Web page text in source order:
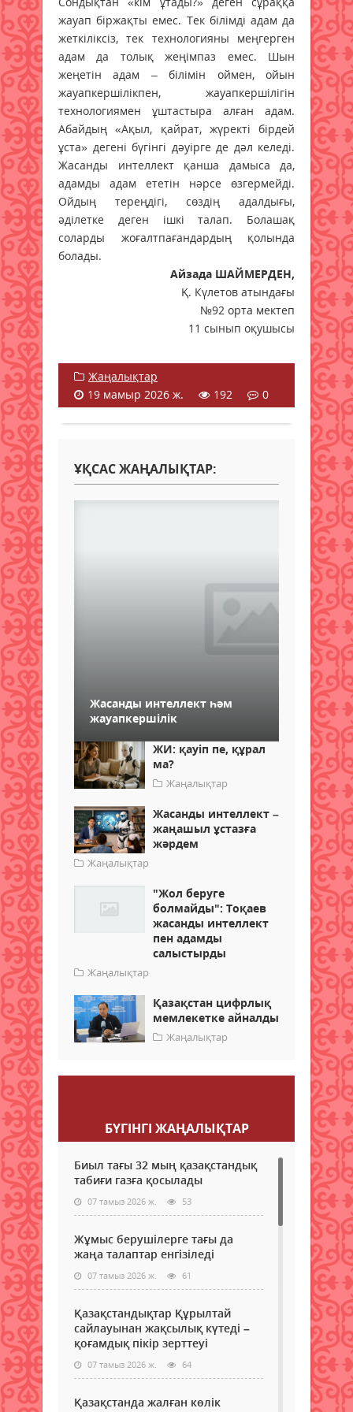
жауап біржақты емес. Тек білімді адам да
жеткіліксіз, тек технологияны меңгерген
адам да толық жеңімпаз емес. Шын
жеңетін адам – білімін оймен, ойын
жауапкершілікпен, жауапкершілігін
технологиямен ұштастыра алған адам.
Абайдың «Ақыл, қайрат, жүректі бірдей
ұста» дегені бүгінгі дәуірге де дәл келеді.
Жасанды интеллект қанша дамыса да,
адамды адам ететін нәрсе өзгермейді.
Ойдың тереңдігі, сөздің адалдығы,
әділетке деген ішкі талап. Болашақ
соларды жоғалтпағандардың қолында
болады.
Айзада ШАЙМЕРДЕН,
Қ. Күлетов атындағы
№92 орта мектеп
11 сынып оқушысы
Жаңалықтар
19 мамыр 2026 ж.
192 0
ҰҚСАС ЖАҢАЛЫҚТАР:
Жасанды интеллект һәм
жауапкершілік
ЖИ: қауіп пе, құрал
ма?
Жаңалықтар
Жасанды интеллект –
жаңашыл ұстазға
жәрдем
Жаңалықтар
"Жол беруге
болмайды": Тоқаев
жасанды интеллект
пен адамды
салыстырды
Жаңалықтар
Қазақстан цифрлық
мемлекетке айналды
Жаңалықтар
БҮГІНГI ЖАҢАЛЫҚТАР
Биыл тағы 32 мың қазақстандық
табиғи газға қосылады
07 тамыз 2026 ж. 53
Жұмыс берушілерге тағы да
жаңа талаптар енгізіледі
07 тамыз 2026 ж. 61
Қазақстандықтар Құрылтай
сайлауынан жақсылық күтеді –
қоғамдық пікір зерттеуі
07 тамыз 2026 ж. 64
Қазақстанда жалған көлік